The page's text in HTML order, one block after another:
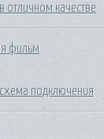
отличном качестве
фильм
подключения